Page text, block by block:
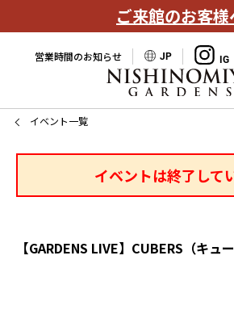
ご来館のお客様
営業時間のお知らせ JP
イベント一覧
イベントは終了して
【GARDENS LIVE】CUBERS（キュ